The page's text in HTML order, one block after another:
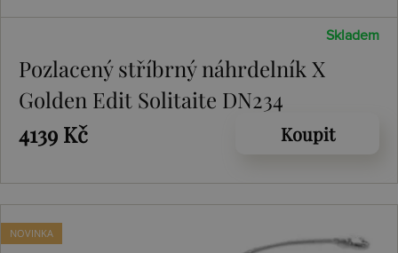
Skladem
Pozlacený stříbrný náhrdelník X
Golden Edit Solitaite DN234
4139 Kč
Koupit
NOVINKA